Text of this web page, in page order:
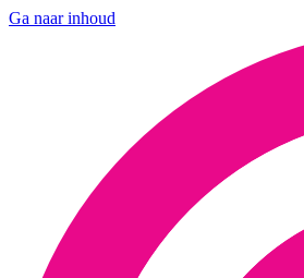
Ga naar inhoud